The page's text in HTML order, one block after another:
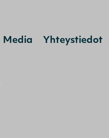
Media Yhteystiedot